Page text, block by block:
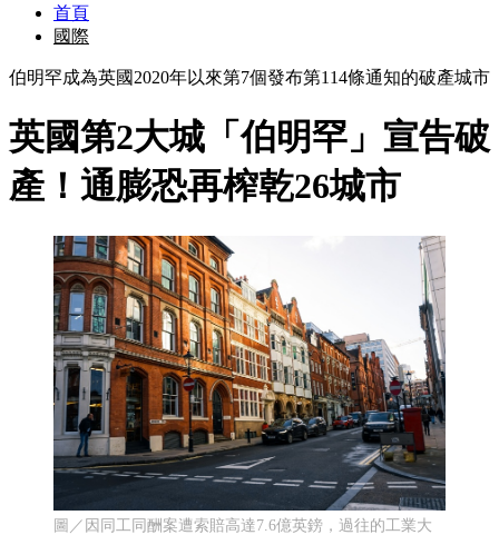
首頁
國際
伯明罕成為英國2020年以來第7個發布第114條通知的破產城市
英國第2大城「伯明罕」宣告破
產！通膨恐再榨乾26城市
圖／因同工同酬案遭索賠高達7.6億英鎊，過往的工業大